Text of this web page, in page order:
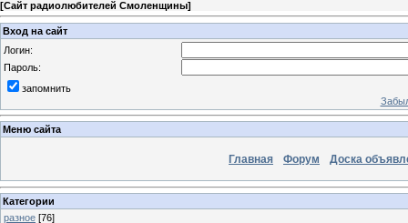
[Сайт радиолюбителей Смоленщины]
Вход на сайт
Логин:
Пароль:
запомнить
Меню сайта
Главная Форум Доска
Категории
разное [76]